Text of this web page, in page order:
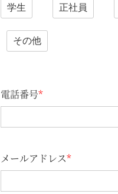
学生 正社員
その他
電話番号*
メールアドレス*